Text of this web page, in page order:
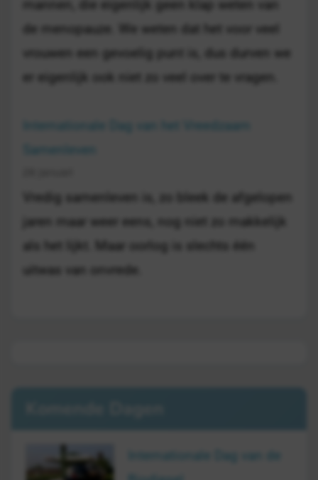
mannen, die eigenlijk geen klap weten van
de menopauze. We weten dat het voor veel
vrouwen een gevoelig punt is, dus durven we
er eigenlijk ook niet zo veel over te vragen.
Internationale Dag van het Vreedzaam
Samenleven
Vredig samenleven is, zo bleek de afgelopen
jaren maar weer eens, nog niet zo makkelijk
als het lijkt. Maar oorlog is slechts één
uitwas van onvrede.
Internationale Dag van de